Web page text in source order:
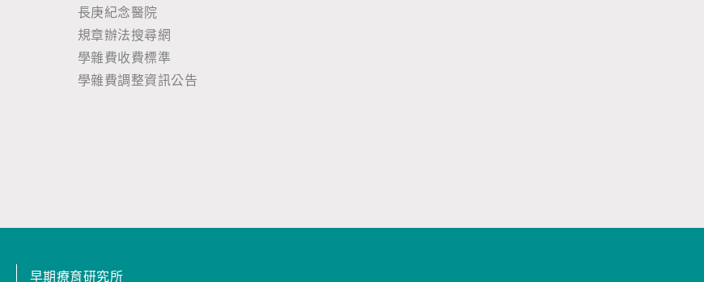
長庚紀念醫院
規章辦法搜尋網
學雜費收費標準
學雜費調整資訊公告
早期療育研究所